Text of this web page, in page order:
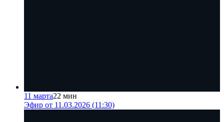
11 марта22 мин
Эфир от 11.03.2026 (11:30)